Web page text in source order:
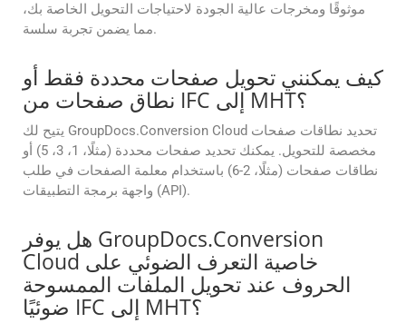
موثوقًا ومخرجات عالية الجودة لاحتياجات التحويل الخاصة بك،
مما يضمن تجربة سلسة.
كيف يمكنني تحويل صفحات محددة فقط أو
نطاق صفحات من IFC إلى MHT؟
يتيح لك GroupDocs.Conversion Cloud تحديد نطاقات صفحات
مخصصة للتحويل. يمكنك تحديد صفحات محددة (مثلًا، 1، 3، 5) أو
نطاقات صفحات (مثلًا، 2-6) باستخدام معلمة الصفحات في طلب
واجهة برمجة التطبيقات (API).
هل يوفر GroupDocs.Conversion
Cloud خاصية التعرف الضوئي على
الحروف عند تحويل الملفات الممسوحة
ضوئيًا IFC إلى MHT؟